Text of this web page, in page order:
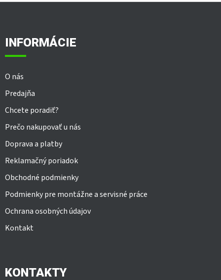
INFORMÁCIE
O nás
Predajňa
Chcete poradiť?
Prečo nakupovať u nás
Doprava a platby
Reklamačný poriadok
Obchodné podmienky
Podmienky pre montážne a servisné práce
Ochrana osobných údajov
Kontakt
KONTAKTY